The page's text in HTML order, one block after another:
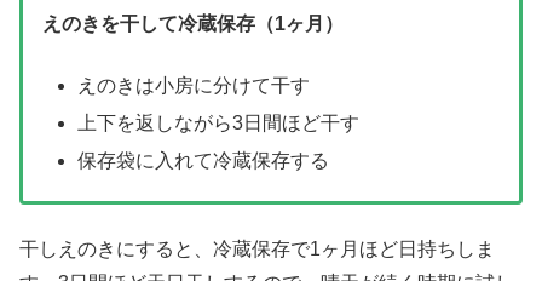
えのきを干して冷蔵保存（1ヶ月）
えのきは小房に分けて干す
上下を返しながら3日間ほど干す
保存袋に入れて冷蔵保存する
干しえのきにすると、冷蔵保存で1ヶ月ほど日持ちしま